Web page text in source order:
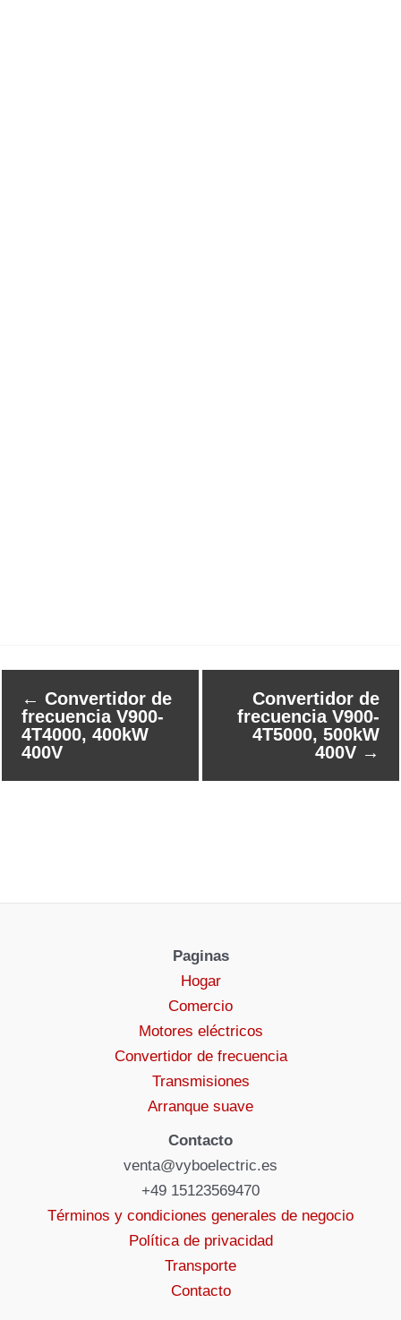
← Convertidor de
frecuencia V900-
4T4000, 400kW
400V
Convertidor de
frecuencia V900-
4T5000, 500kW
400V →
Paginas
Hogar
Comercio
Motores eléctricos
Convertidor de frecuencia
Transmisiones
Arranque suave
Contacto
venta@vyboelectric.es
+49 15123569470
Términos y condiciones generales de negocio
Política de privacidad
Transporte
Contacto